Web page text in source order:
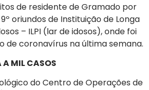
de residente de Gramado por
oriundos de Instituição de Longa
– ILPI (lar de idosos), onde foi
de coronavírus na última semana.
MIL CASOS
do Centro de Operações de